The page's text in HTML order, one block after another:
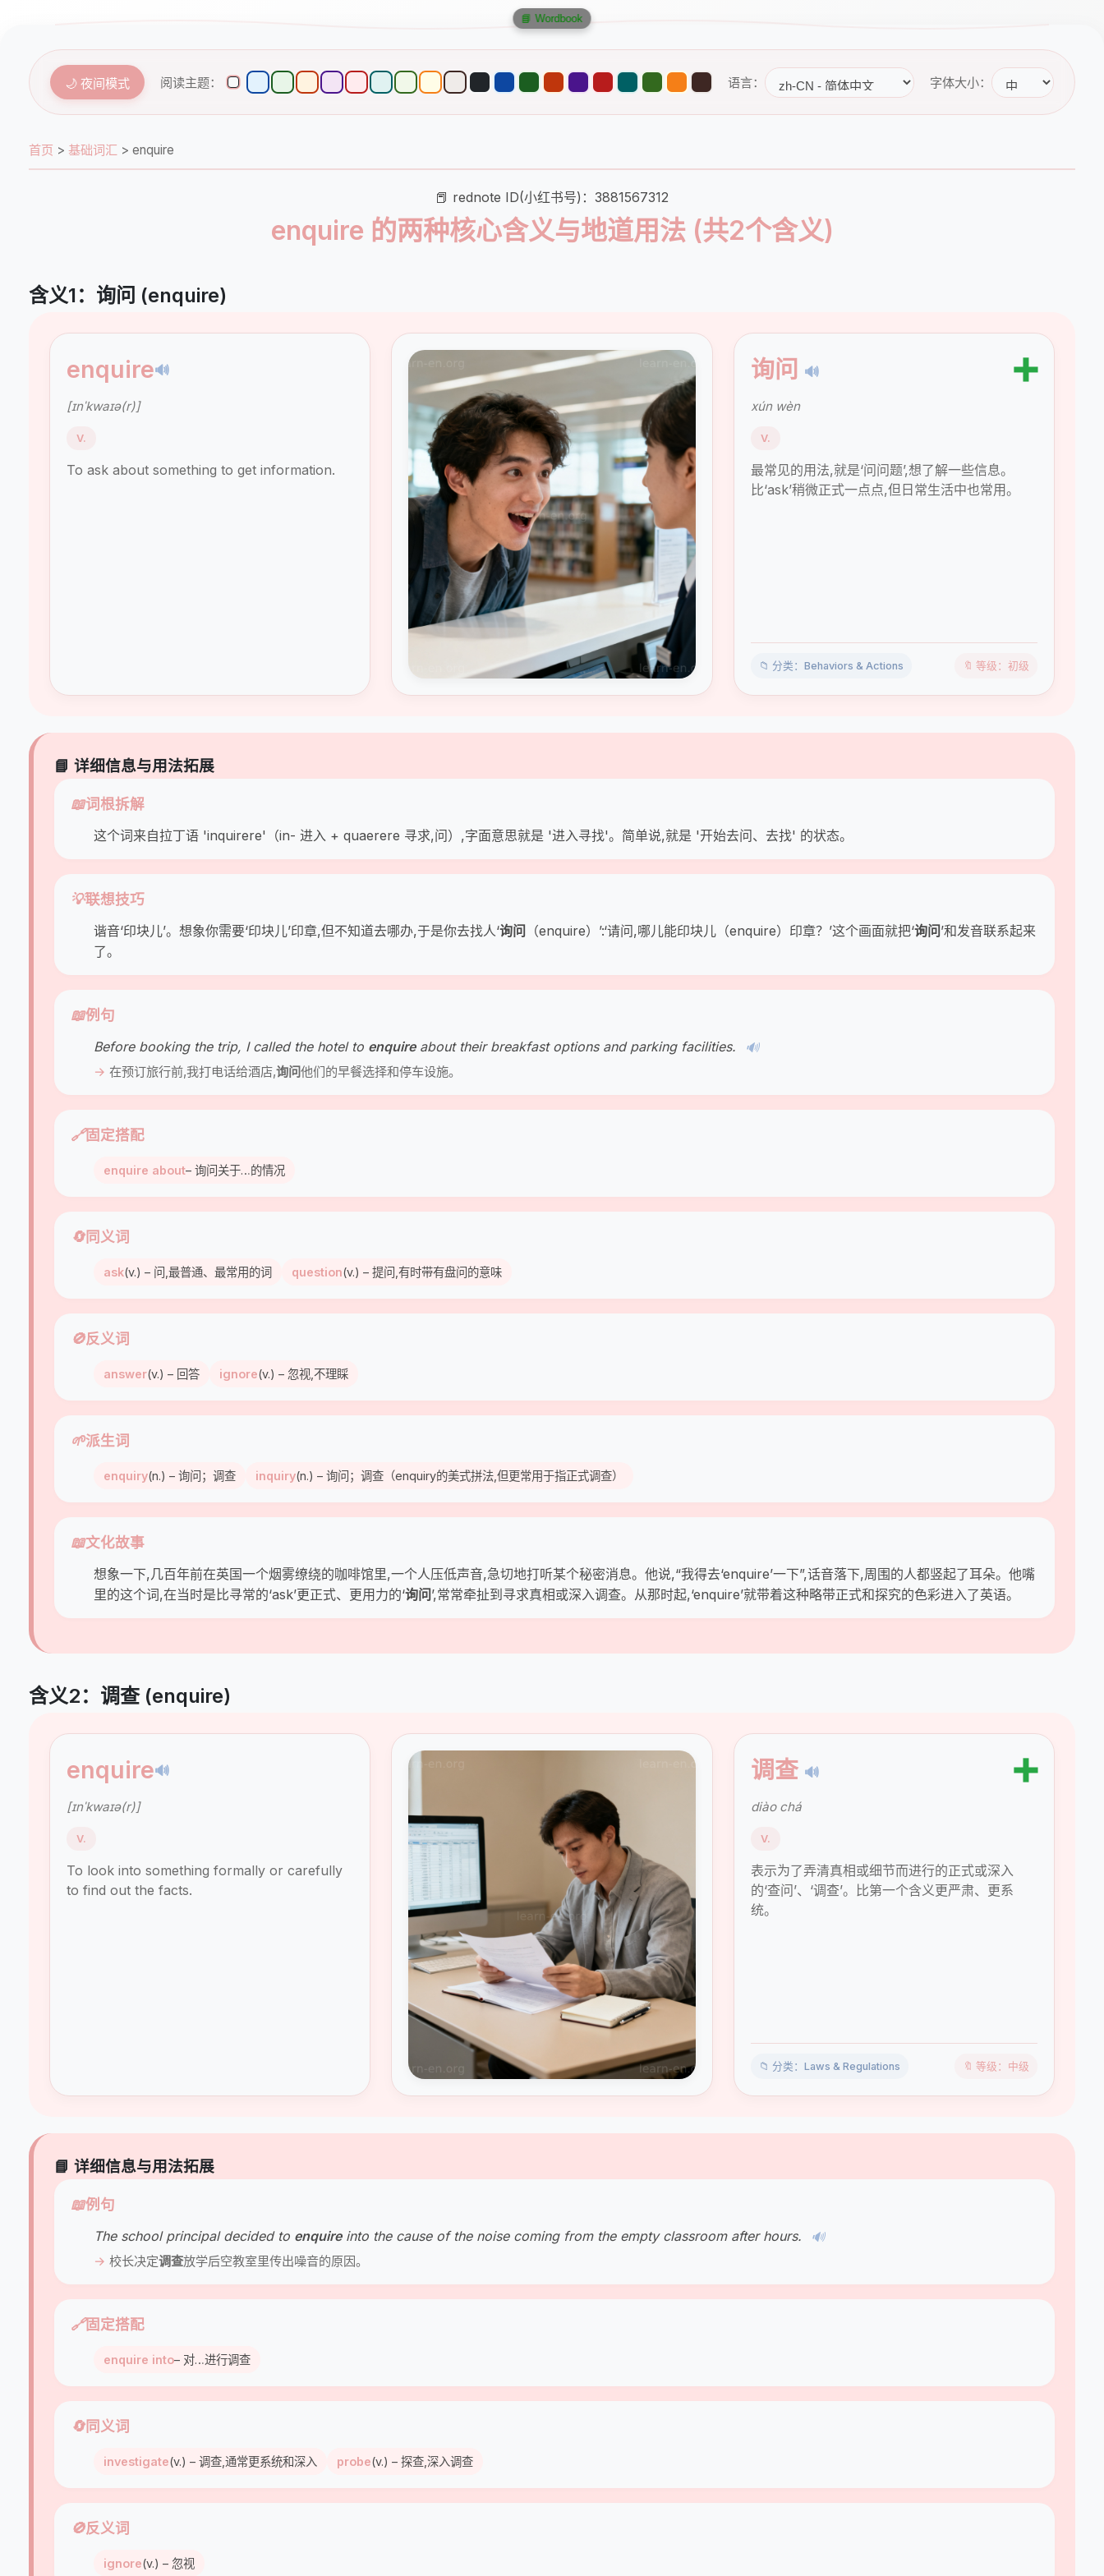
🌙 夜间模式 阅读主题： 语言： 字体大小：
首页 > 基础词汇 > enquire
📕 rednote ID(小红书号)：3881567312
enquire 的两种核心含义与地道用法 (共2个含义)
含义1：询问 (enquire)
enquire🔊
[ɪnˈkwaɪə(r)]
V.
To ask about something to get information.
询问 🔊 ➕
xún wèn
V.
最常见的用法,就是‘问问题’,想了解一些信息。
比‘ask’稍微正式一点点,但日常生活中也常用。
📁 分类：Behaviors & Actions 🔖 等级：初级
📘 详细信息与用法拓展
📖词根拆解
这个词来自拉丁语 'inquirere'（in- 进入 + quaerere 寻求,问）,字面意思就是 '进入寻找'。简单说,就是 '开始去问、去找' 的状态。
💡联想技巧
谐音‘印块儿’。想象你需要‘印块儿’印章,但不知道去哪办,于是你去找人‘询问 （enquire）’:‘请问,哪儿能印块儿（enquire）印章？’这个画面就把‘询问’和发音联系起来
了。
📖例句
Before booking the trip, I called the hotel to enquireabout their breakfast options and parking facilities. 🔊
在预订旅行前,我打电话给酒店,询问他们的早餐选择和停车设施。
🔗固定搭配
enquire about– 询问关于…的情况
🔄同义词
ask(v.) – 问,最普通、最常用的词 question(v.) – 提问,有时带有盘问的意味
🚫反义词
answer(v.) – 回答 ignore(v.) – 忽视,不理睬
🌱派生词
enquiry(n.) – 询问；调查 inquiry(n.) – 询问；调查（enquiry的美式拼法,但更常用于指正式调查）
📖文化故事
想象一下,几百年前在英国一个烟雾缭绕的咖啡馆里,一个人压低声音,急切地打听某个秘密消息。他说,“我得去‘enquire’一下”,话音落下,周围的人都竖起了耳朵。他嘴
里的这个词,在当时是比寻常的‘ask’更正式、更用力的‘询问’,常常牵扯到寻求真相或深入调查。从那时起,‘enquire’就带着这种略带正式和探究的色彩进入了英语。
含义2：调查 (enquire)
enquire🔊
[ɪnˈkwaɪə(r)]
V.
To look into something formally or carefully
to find out the facts.
调查 🔊 ➕
diào chá
V.
表示为了弄清真相或细节而进行的正式或深入
的‘查问’、‘调查’。比第一个含义更严肃、更系
统。
📁 分类：Laws & Regulations 🔖 等级：中级
📘 详细信息与用法拓展
📖例句
The school principal decided to enquireinto the cause of the noise coming from the empty classroom after hours. 🔊
校长决定调查放学后空教室里传出噪音的原因。
🔗固定搭配
enquire into– 对…进行调查
🔄同义词
investigate(v.) – 调查,通常更系统和深入 probe(v.) – 探查,深入调查
🚫反义词
ignore(v.) – 忽视
📘 Wordbook